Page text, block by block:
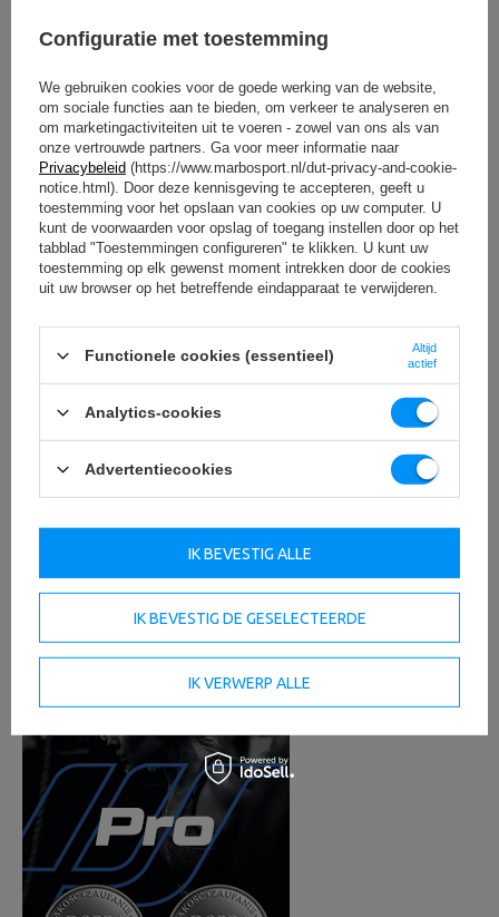
Pneumatische aandrijvingen
Dankzij het gebruik van pneumatische actuators in de
machine voor het aanpassen van de positie van de
armen en rollen, is het aanpassen van de machine aan
de lengte van de gebruiker eenvoudig en zeer intuïtief.
u gewoon aan de pneumatische pin, pakt u de hendel bij
de roller en stelt u de gewenste positie in. Dat is het - u
Configuratie met toestemming
We gebruiken cookies voor de goede werking van de website,
om sociale functies aan te bieden, om verkeer te analyseren en
om marketingactiviteiten uit te voeren - zowel van ons als van
onze vertrouwde partners. Ga voor meer informatie naar
Privacybeleid (https://www.marbosport.nl/dut-privacy-and-cookie-
notice.html). Door deze kennisgeving te accepteren, geeft u
toestemming voor het opslaan van cookies op uw computer. U
kunt de voorwaarden voor opslag of toegang instellen door op het
tabblad "Toestemmingen configureren" te klikken. U kunt uw
toestemming op elk gewenst moment intrekken door de cookies
uit uw browser op het betreffende eindapparaat te verwijderen.
Functionele cookies (essentieel)
Altijd
actief
Analytics-cookies
Advertentiecookies
IK BEVESTIG DE GESELECTEERDE
IK VERWERP ALLE
IK BEVESTIG ALLE